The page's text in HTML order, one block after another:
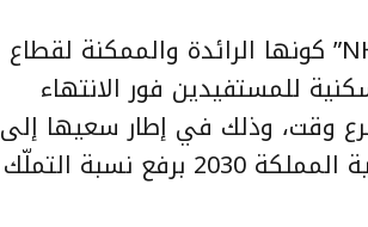
“NHC” كونها الرائدة والممكنة لقطاع
للمستفيدين فور الانتهاء
وقت، وذلك في إطار سعيها إلى
تحقيق مستهدفات برنامج الإسكان أحد برامج رؤية المملكة 2030 برفع نسبة التملّك